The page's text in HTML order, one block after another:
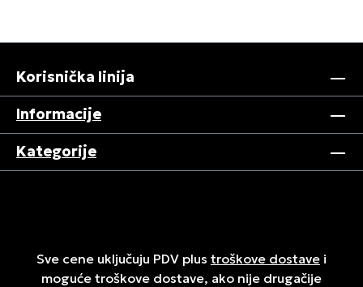
Korisnička linija
Informacije
Kategorije
Sve cene uključuju PDV plus troškove dostave i
moguće troškove dostave, ako nije drugačije